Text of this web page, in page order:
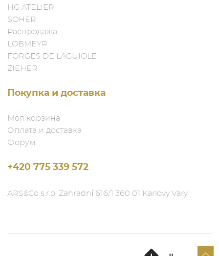
HG ATELIER
SOHER
Распродажа
LOBMEYR
FORGES DE LAGUIOLE
ZIEHER
Покупка и доставка
Моя корзина
Оплата и доставка
Форум
+420 775 339 572
ARS&Co s.r.o. Zahradní 616/1 360 01 Karlovy Vary